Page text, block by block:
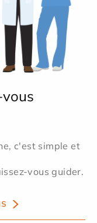
c'est simple et
vous guider.